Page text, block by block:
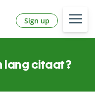
Sign up
lang citaat?